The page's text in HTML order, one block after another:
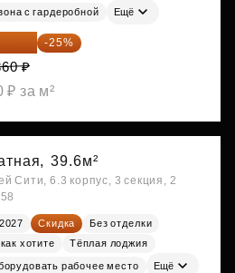
с гардеробной Ещё
₽ -25%
₽
₽ за м²
39.6м²
Сити, 6.3 корпус, 3 секция, 2
Скидка
Без отделки
хотите
Тёплая лоджия
рабочее место Ещё